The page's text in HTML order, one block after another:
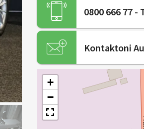
0800 666 77 -
Kontaktoni
+
−